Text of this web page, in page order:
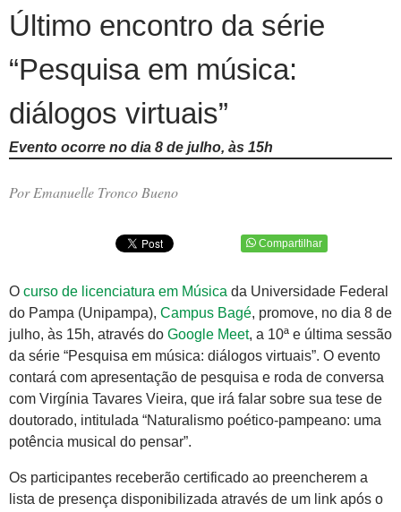
Último encontro da série
“Pesquisa em música:
diálogos virtuais”
Evento ocorre no dia 8 de julho, às 15h
Por Emanuelle Tronco Bueno
Compartilhar
O curso de licenciatura em Música da Universidade Federal
do Pampa (Unipampa), Campus Bagé, promove, no dia 8 de
julho, às 15h, através do Google Meet, a 10ª e última sessão
da série “Pesquisa em música: diálogos virtuais”. O evento
contará com apresentação de pesquisa e roda de conversa
com Virgínia Tavares Vieira, que irá falar sobre sua tese de
doutorado, intitulada “Naturalismo poético-pampeano: uma
potência musical do pensar”.
Os participantes receberão certificado ao preencherem a
lista de presença disponibilizada através de um link após o